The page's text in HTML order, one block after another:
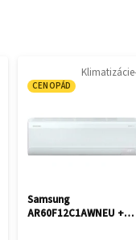
Klimatizácie
CENOPÁD
Samsung
AR60F12C1AWNEU +